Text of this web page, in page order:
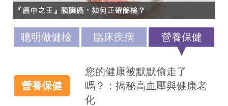
聰明做健檢 臨床疾病 營養保健
營養保健
您的健康被默默偷走了
嗎？：揭秘高血壓與健康老
化